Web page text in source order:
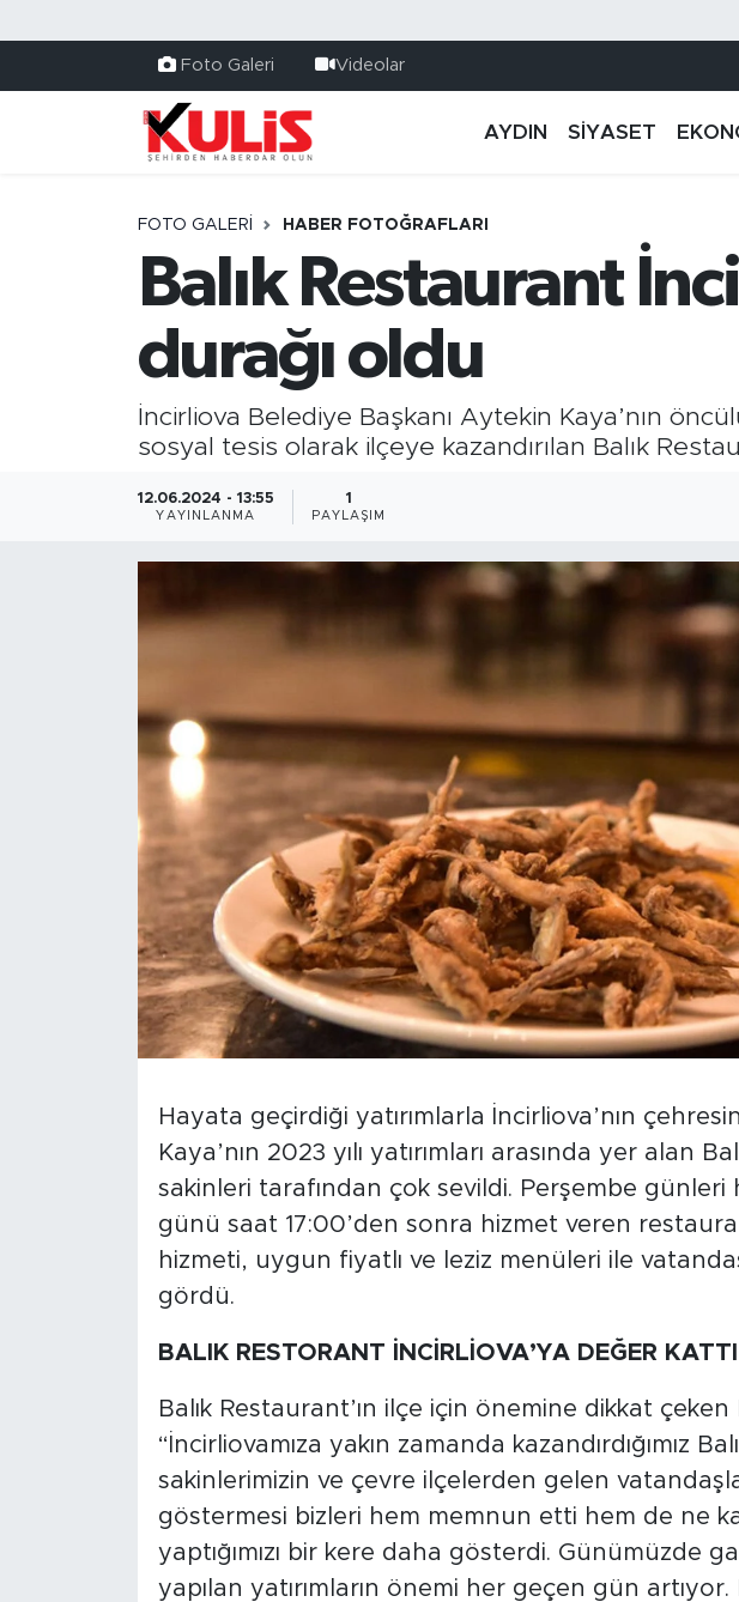
Foto Galeri Videolar
AYDIN SİYASET
FOTO GALERI HABER FOTOĞRAFLARI
Balık Restaurant
durağı oldu
İncirliova Belediye Başkanı Aytekin Kaya’nın
sosyal tesis olarak ilçeye kazandırılan Balık
12.06.2024 - 13:55
YAYINLANMA
1
PAYLAŞIM
Hayata geçirdiği yatırımlarla İncirliova’nın
Kaya’nın 2023 yılı yatırımları arasında yer alan
sakinleri tarafından çok sevildi. Perşembe günleri
günü saat 17:00’den sonra hizmet veren
hizmeti, uygun fiyatlı ve leziz menüleri ile
gördü.
BALIK RESTORANT İNCİRLİOVA’YA DEĞER KATTI
Balık Restaurant’ın ilçe için önemine dikkat çeken
“İncirliovamıza yakın zamanda kazandırdığımız
sakinlerimizin ve çevre ilçelerden gelen
göstermesi bizleri hem memnun etti hem de ne
yaptığımızı bir kere daha gösterdi. Günümüzde
yapılan yatırımların önemi her geçen gün artıyor.